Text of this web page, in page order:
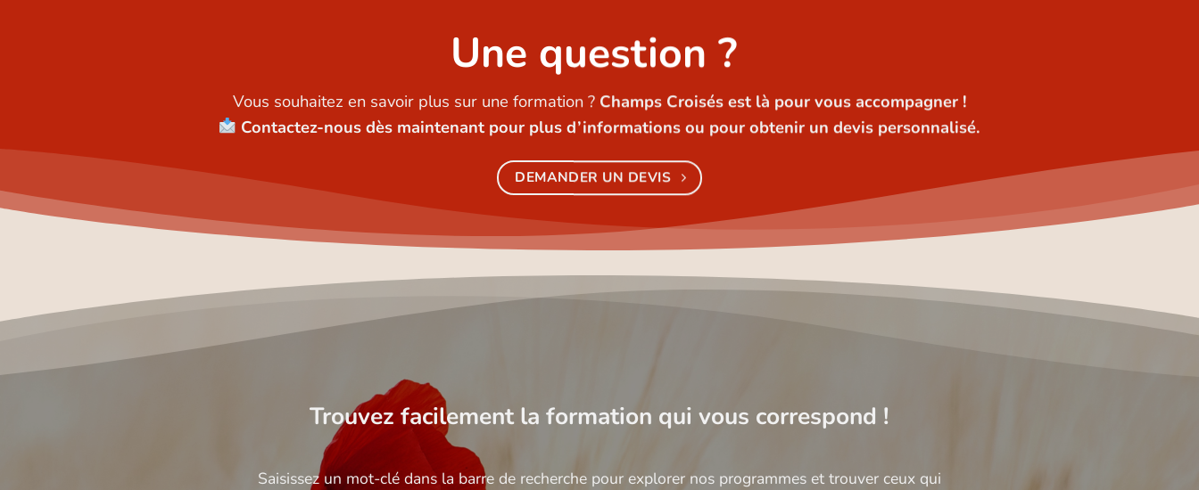
Une question ?
Vous souhaitez en savoir plus sur une formation ? Champs Croisés est là pour vous accompagner !
Contactez-nous dès maintenant pour plus d’informations ou pour obtenir un devis personnalisé.
DEMANDER UN DEVIS
Trouvez facilement la formation qui vous correspond !
Saisissez un mot-clé dans la barre de recherche pour explorer nos programmes et trouver ceux qui